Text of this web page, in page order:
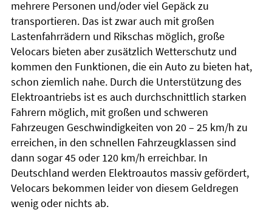
mehrere Personen und/oder viel Gepäck zu
transportieren. Das ist zwar auch mit großen
Lastenfahrrädern und Rikschas möglich, große
Velocars bieten aber zusätzlich Wetterschutz und
kommen den Funktionen, die ein Auto zu bieten hat,
schon ziemlich nahe. Durch die Unterstützung des
Elektroantriebs ist es auch durchschnittlich starken
Fahrern möglich, mit großen und schweren
Fahrzeugen Geschwindigkeiten von 20 – 25 km/h zu
erreichen, in den schnellen Fahrzeugklassen sind
dann sogar 45 oder 120 km/h erreichbar. In
Deutschland werden Elektroautos massiv gefördert,
Velocars bekommen leider von diesem Geldregen
wenig oder nichts ab.